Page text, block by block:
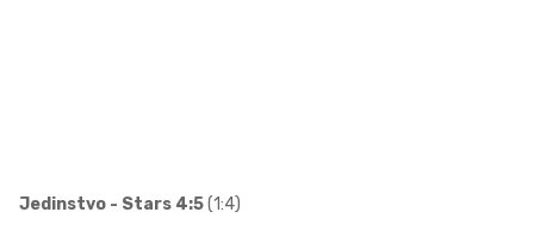
Jedinstvo - Stars 4:5(1:4)